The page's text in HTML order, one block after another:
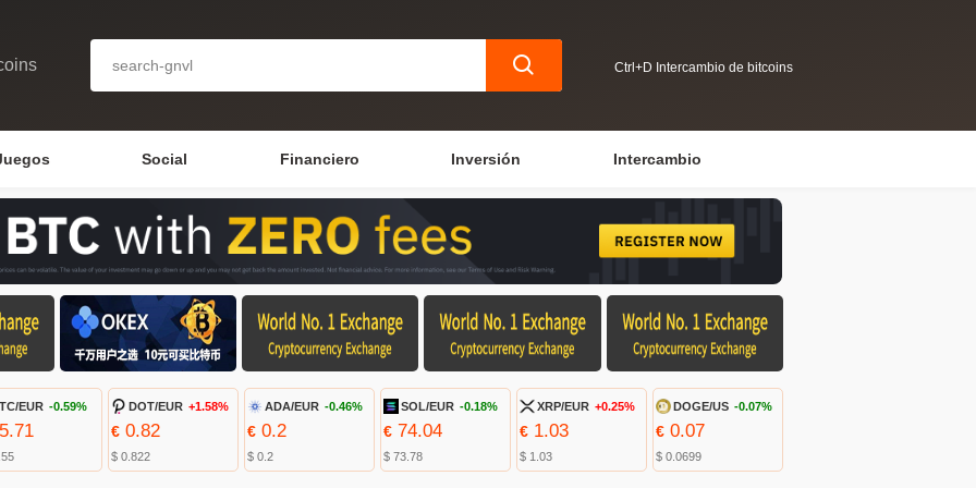
Ctrl+D Intercambio de bitcoins
Social Financiero Inversión Intercambio
EUR -0.59% DOT/EUR +1.58%
€0.82
$ 0.822
ADA/EUR -0.46%
€0.2
$ 0.2
SOL/EUR -0.18%
€ 74.04
$ 73.78
XRP/EUR +0.25%
€ 1.03
$ 1.03
DOGE/US -0.07%
€ 0.07
$ 0.0699